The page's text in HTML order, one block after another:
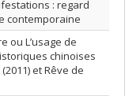
: regard
contemporaine
ou L’usage de
chinoises
et Rêve de